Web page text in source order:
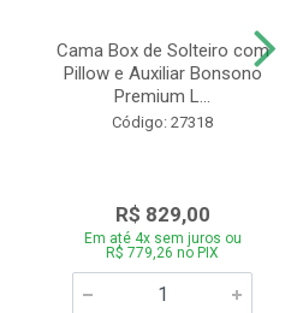
Cama Box de Solteiro com
Pillow e Auxiliar Bonsono
Premium L...
Código: 27318
R$ 829,00
Em até 4x sem juros ou
R$ 779,26 no PIX